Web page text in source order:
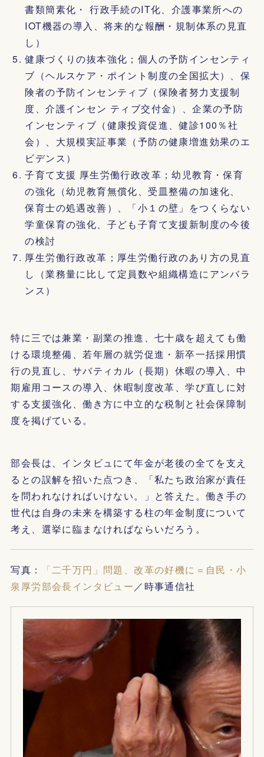
書類簡素化・ 行政手続のIT化、介護事業所への
IOT機器の導入、将来的な報酬・規制体系の見直
し）
健康づくりの抜本強化；個人の予防インセンティ
ブ（ヘルスケア・ポイント制度の全国拡大）、保
険者の予防インセンティブ（保険者努力支援制
度、介護インセン ティブ交付金）、企業の予防
インセンティブ（健康投資促進、健診100％社
会）、大規模実証事業（予防の健康増進効果のエ
ビデンス）
子育て支援 厚生労働行政改革；幼児教育・保育
の強化（幼児教育無償化、受皿整備の加速化、
保育士の処遇改善）、「小１の壁」をつくらない
学童保育の強化、子ども子育て支援新制度の今後
の検討
厚生労働行政改革；厚生労働行政のあり方の見直
し（業務量に比して定員数や組織構造にアンバラ
ンス）
特に三では兼業・副業の推進、七十歳を超えても働
ける環境整備、若年層の就労促進・新卒一括採用慣
行の見直し、サバティカル（長期）休暇の導入、中
期雇用コースの導入、休暇制度改革、学び直しに対
する支援強化、働き方に中立的な税制と社会保障制
度を掲げている。
部会長は、インタビュにて年金が老後の全てを支え
るとの誤解を招いた点つき、「私たち政治家が責任
を問われなければいけない。」と答えた。働き手の
世代は自身の未来を構築する柱の年金制度について
考え、選挙に臨まなければならいだろう。
写真：
「二千万円」問題、改革の好機に＝自民・小
泉厚労部会長インタビュー ／時事通信社